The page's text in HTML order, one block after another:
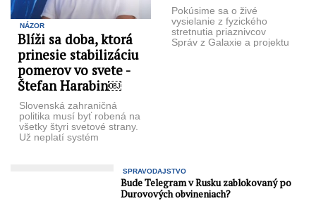
NÁZOR
Blíži sa doba, ktorá
prinesie stabilizáciu
pomerov vo svete -
Štefan Harabin￼
Slovenská zahraničná
politika musí byť robená na
všetky štyri svetové strany.
Už neplatí systém
Pokúsime sa o živé
vysielanie z fyzického
stretnutia priaznivcov
Správ z Galaxie a projektu
SPRAVODAJSTVO
Bude Telegram v Rusku zablokovaný po
Durovových obvineniach?